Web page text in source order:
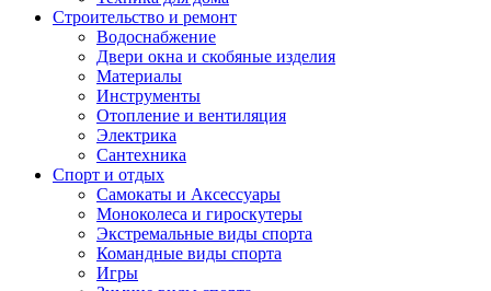
Строительство и ремонт
Водоснабжение
Двери окна и скобяные изделия
Материалы
Инструменты
Отопление и вентиляция
Электрика
Сантехника
Спорт и отдых
Самокаты и Аксессуары
Моноколеса и гироскутеры
Экстремальные виды спорта
Командные виды спорта
Игры